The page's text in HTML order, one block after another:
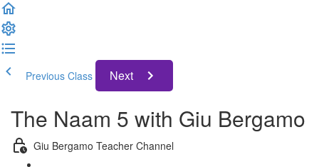
Previous Class Next
The Naam 5 with Giu Bergamo
Giu Bergamo Teacher Channel